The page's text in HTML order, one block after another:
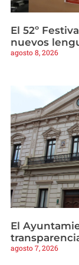
El 52º
nuevos
agosto 8, 2026
El
agosto 7, 2026